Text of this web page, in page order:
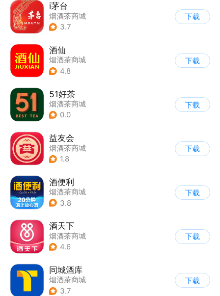
i茅台
烟酒茶商城
3.7
下载
酒仙
烟酒茶商城
4.8
下载
51好茶
烟酒茶商城
0.0
下载
益友会
烟酒茶商城
1.8
下载
酒便利
烟酒茶商城
3.8
下载
酒天下
烟酒茶商城
4.6
下载
同城酒库
烟酒茶商城
3.7
下载